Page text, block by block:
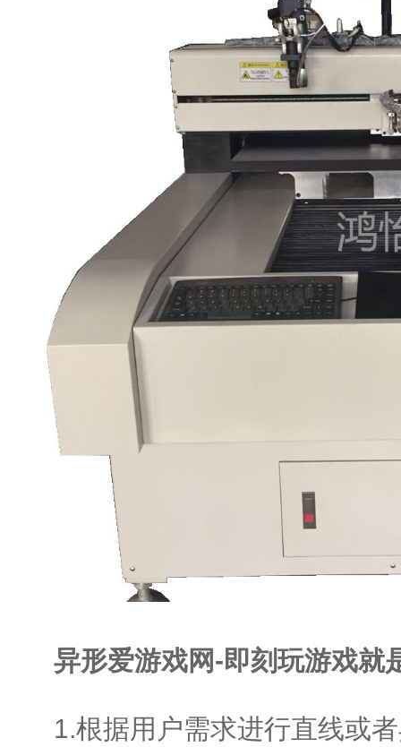
异形爱游戏网-即刻玩游戏就
1.根据用户需求进行直线或者